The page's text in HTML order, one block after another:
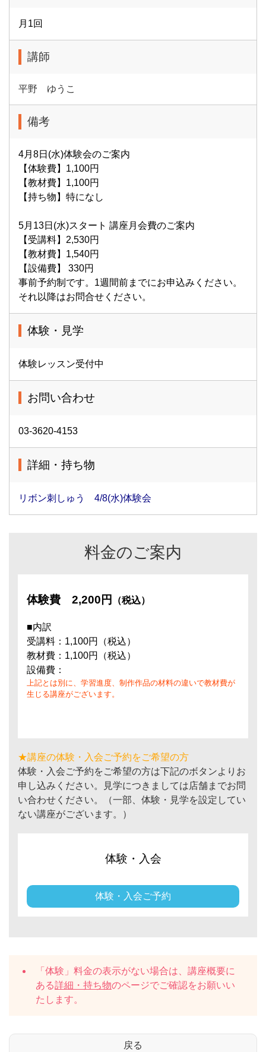
月1回
講師
平野 ゆうこ
備考
4月8日(水)体験会のご案内
【体験費】1,100円
【教材費】1,100円
【持ち物】特になし
5月13日(水)スタート 講座月会費のご案内
【受講料】2,530円
【教材費】1,540円
【設備費】 330円
事前予約制です。1週間前までにお申込みください。
それ以降はお問合せください。
体験・見学
体験レッスン受付中
お問い合わせ
03-3620-4153
詳細・持ち物
リボン刺しゅう 4/8(水)体験会
料金のご案内
体験費 2,200円 （税込）
■内訳
受講料：1,100円（税込）
教材費：1,100円（税込）
設備費：
上記とは別に、学習進度、制作作品の材料の違いで教材費が
生じる講座がございます。
★講座の体験・入会ご予約をご希望の方
体験・入会ご予約をご希望の方は下記のボタンよりお
申し込みください。見学につきましては店舗までお問
い合わせください。（一部、体験・見学を設定してい
ない講座がございます。）
体験・入会
体験・入会ご予約
「体験」料金の表示がない場合は、講座概要に
ある詳細・持ち物のページでご確認をお願いい
たします。